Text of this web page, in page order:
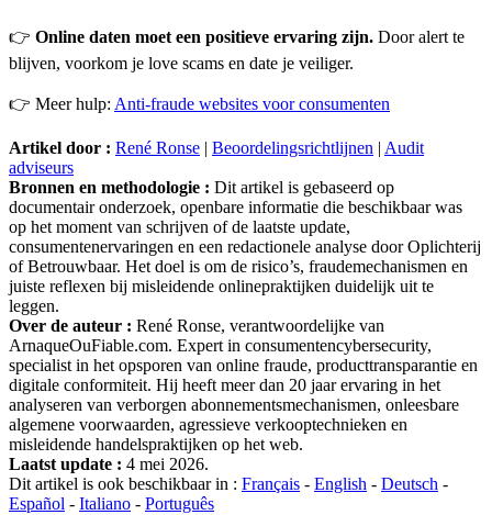
👉 Online daten moet een positieve ervaring zijn. Door alert te
blijven, voorkom je love scams en date je veiliger.
👉 Meer hulp: Anti-fraude websites voor consumenten
Artikel door : René Ronse | Beoordelingsrichtlijnen | Audit
adviseurs
Bronnen en methodologie : Dit artikel is gebaseerd op
documentair onderzoek, openbare informatie die beschikbaar was
op het moment van schrijven of de laatste update,
consumentenervaringen en een redactionele analyse door Oplichterij
of Betrouwbaar. Het doel is om de risico’s, fraudemechanismen en
juiste reflexen bij misleidende onlinepraktijken duidelijk uit te
leggen.
Over de auteur : René Ronse, verantwoordelijke van
ArnaqueOuFiable.com. Expert in consumentencybersecurity,
specialist in het opsporen van online fraude, producttransparantie en
digitale conformiteit. Hij heeft meer dan 20 jaar ervaring in het
analyseren van verborgen abonnementsmechanismen, onleesbare
algemene voorwaarden, agressieve verkooptechnieken en
misleidende handelspraktijken op het web.
Laatst update : 4 mei 2026.
Dit artikel is ook beschikbaar in : Français - English - Deutsch -
Español - Italiano - Português